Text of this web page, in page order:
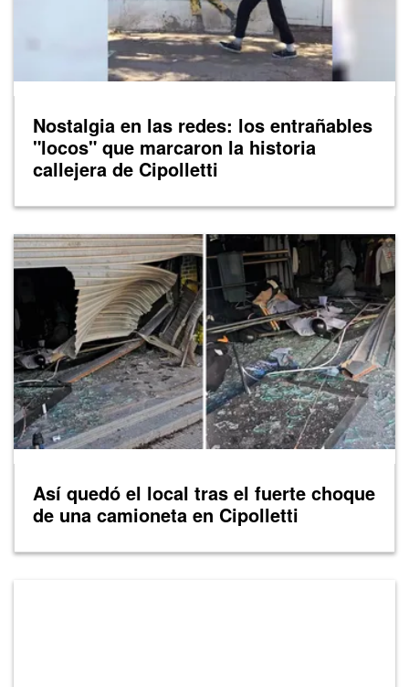
Nostalgia en las redes: los entrañables
"locos" que marcaron la historia
callejera de Cipolletti
Así quedó el local tras el fuerte choque
de una camioneta en Cipolletti